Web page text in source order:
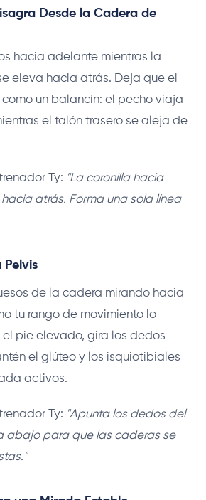
Desde la Cadera de
hacia adelante mientras la
eleva hacia atrás. Deja que el
un balancín: el pecho viaja
el talón trasero se aleja de
Ty: "La coronilla hacia
atrás. Forma una sola línea
Pelvis
de la cadera mirando hacia
tu rango de movimiento lo
pie elevado, gira los dedos
el glúteo y los isquiotibiales
activos.
Ty: "Apunta los dedos del
abajo para que las caderas se